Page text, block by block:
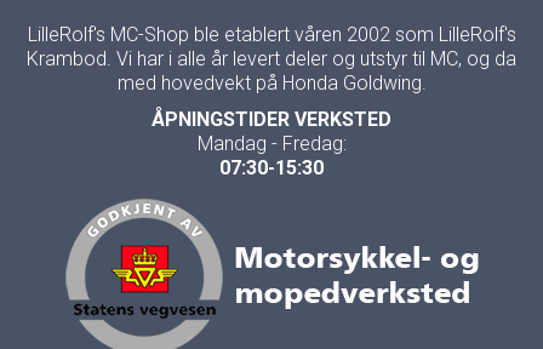
LilleRolf's MC-Shop ble etablert våren 2002 som LilleRolf's
Krambod. Vi har i alle år levert deler og utstyr til MC, og da
med hovedvekt på Honda Goldwing.
ÅPNINGSTIDER VERKSTED
Mandag - Fredag:
07:30-15:30